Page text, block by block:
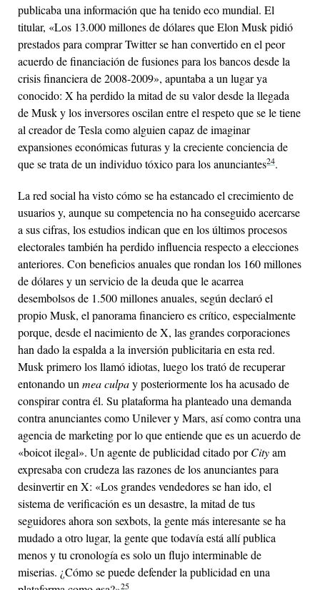
publicaba una información que ha tenido eco mundial. El
titular, «Los 13.000 millones de dólares que Elon Musk pidió
prestados para comprar Twitter se han convertido en el peor
acuerdo de financiación de fusiones para los bancos desde la
crisis financiera de 2008-2009», apuntaba a un lugar ya
conocido: X ha perdido la mitad de su valor desde la llegada
de Musk y los inversores oscilan entre el respeto que se le tiene
al creador de Tesla como alguien capaz de imaginar
expansiones económicas futuras y la creciente conciencia de
que se trata de un individuo tóxico para los anunciantes24.
La red social ha visto cómo se ha estancado el crecimiento de
usuarios y, aunque su competencia no ha conseguido acercarse
a sus cifras, los estudios indican que en los últimos procesos
electorales también ha perdido influencia respecto a elecciones
anteriores. Con beneficios anuales que rondan los 160 millones
de dólares y un servicio de la deuda que le acarrea
desembolsos de 1.500 millones anuales, según declaró el
propio Musk, el panorama financiero es crítico, especialmente
porque, desde el nacimiento de X, las grandes corporaciones
han dado la espalda a la inversión publicitaria en esta red.
Musk primero los llamó idiotas, luego los trató de recuperar
entonando un mea culpay posteriormente los ha acusado de
conspirar contra él. Su plataforma ha planteado una demanda
contra anunciantes como Unilever y Mars, así como contra una
agencia de marketing por lo que entiende que es un acuerdo de
«boicot ilegal». Un agente de publicidad citado porCityam
expresaba con crudeza las razones de los anunciantes para
desinvertir en X: «Los grandes vendedores se han ido, el
sistema de verificación es un desastre, la mitad de tus
seguidores ahora son sexbots, la gente más interesante se ha
mudado a otro lugar, la gente que todavía está allí publica
menos y tu cronología es solo un flujo interminable de
miserias. ¿Cómo se puede defender la publicidad en una
25